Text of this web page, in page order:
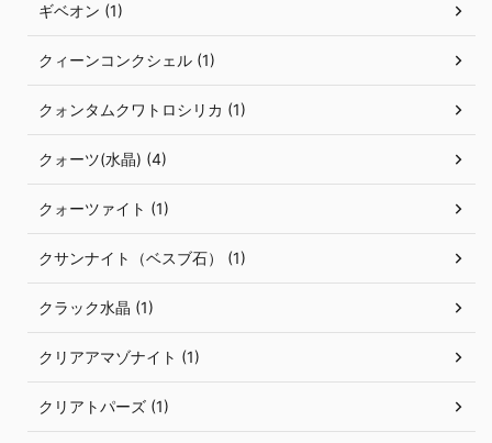
ギベオン (1)
クィーンコンクシェル (1)
クォンタムクワトロシリカ (1)
クォーツ(水晶) (4)
クォーツァイト (1)
クサンナイト（ベスブ石） (1)
クラック水晶 (1)
クリアアマゾナイト (1)
クリアトパーズ (1)